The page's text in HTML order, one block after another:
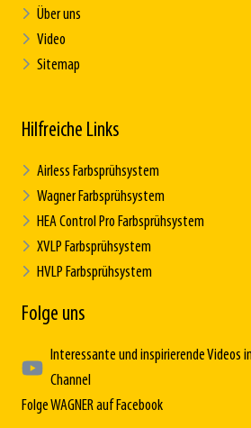
Über uns
Video
Sitemap
Hilfreiche Links
Airless Farbsprühsystem
Wagner Farbsprühsystem
HEA Control Pro Farbsprühsystem
XVLP Farbsprühsystem
HVLP Farbsprühsystem
Folge uns
Interessante und inspirierende Videos
Channel
Folge WAGNER auf Facebook